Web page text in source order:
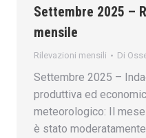
Settembre 2025 –
mensile
Rilevazioni mensili Di
Settembre 2025 –
produttiva ed
meteorologico: Il
è stato